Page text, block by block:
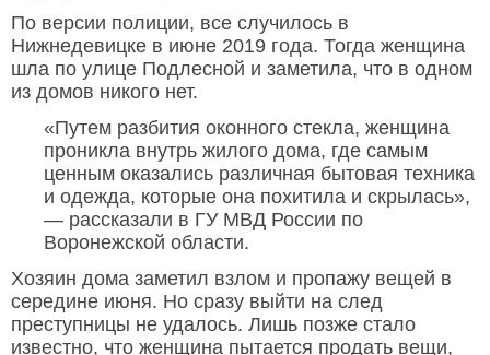
По версии полиции, все случилось в
Нижнедевицке в июне 2019 года. Тогда женщина
шла по улице Подлесной и заметила, что в одном
из домов никого нет.
«Путем разбития оконного стекла, женщина
проникла внутрь жилого дома, где самым
ценным оказались различная бытовая техника
и одежда, которые она похитила и скрылась»,
— рассказали в ГУ МВД России по
Воронежской области.
Хозяин дома заметил взлом и пропажу вещей в
середине июня. Но сразу выйти на след
преступницы не удалось. Лишь позже стало
известно, что женщина пытается продать вещи,